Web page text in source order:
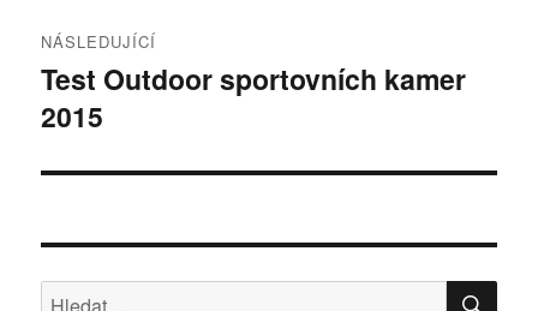
NÁSLEDUJÍCÍ
Následující
příspěvek:
Test Outdoor sportovních kamer
2015
Hledat: